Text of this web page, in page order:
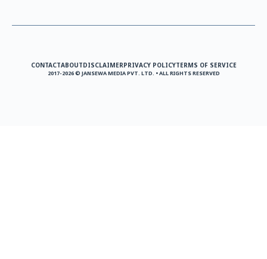
CONTACTABOUTDISCLAIMERPRIVACY POLICYTERMS OF SERVICE
2017-2026 © JANSEWA MEDIA PVT. LTD. • ALL RIGHTS RESERVED